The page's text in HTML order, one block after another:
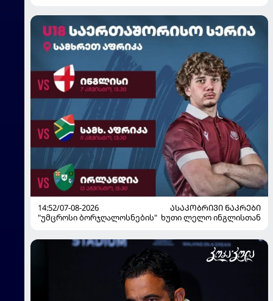
14:52/07-08-2026
ᲐᲡᲐᲙᲝᲑᲠᲘᲕᲘ ᲜᲐᲙᲠᲔᲑᲘ
"უმცროსი ბორჯღალოსნების" ხუთი ლელო ინგლისთან